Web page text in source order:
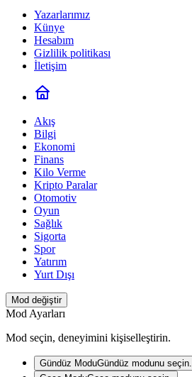
Yazarlarımız
Künye
Hesabım
Gizlilik politikası
İletişim
Akış
Bilgi
Ekonomi
Finans
Kilo Verme
Kripto Paralar
Otomotiv
Oyun
Sağlık
Sigorta
Spor
Yatırım
Yurt Dışı
Mod değiştir
Mod Ayarları
Mod seçin, deneyimini kişiselleştirin.
Gündüz ModuGündüz modunu seçin.